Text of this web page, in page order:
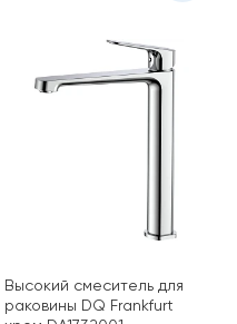
Высокий смеситель для
раковины DQ Frankfurt